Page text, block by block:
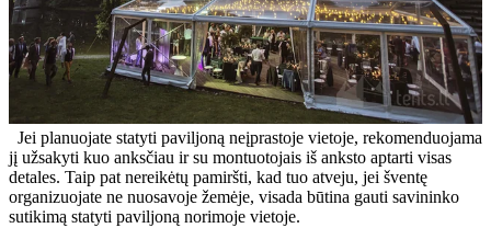
Jei planuojate statyti paviljoną neįprastoje vietoje, rekomenduojama
jį užsakyti kuo anksčiau ir su montuotojais iš anksto aptarti visas
detales. Taip pat nereikėtų pamiršti, kad tuo atveju, jei šventę
organizuojate ne nuosavoje žemėje, visada būtina gauti savininko
sutikimą statyti paviljoną norimoje vietoje.